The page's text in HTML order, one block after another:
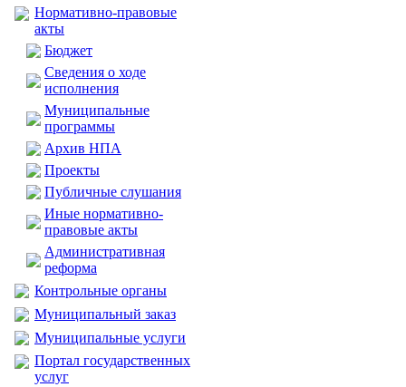
Нормативно-правовые
акты
Бюджет
Сведения о ходе
исполнения
Муниципальные
программы
Архив НПА
Проекты
Публичные слушания
Иные нормативно-
правовые акты
Административная
реформа
Контрольные органы
Муниципальный заказ
Муниципальные услуги
Портал государственных
услуг